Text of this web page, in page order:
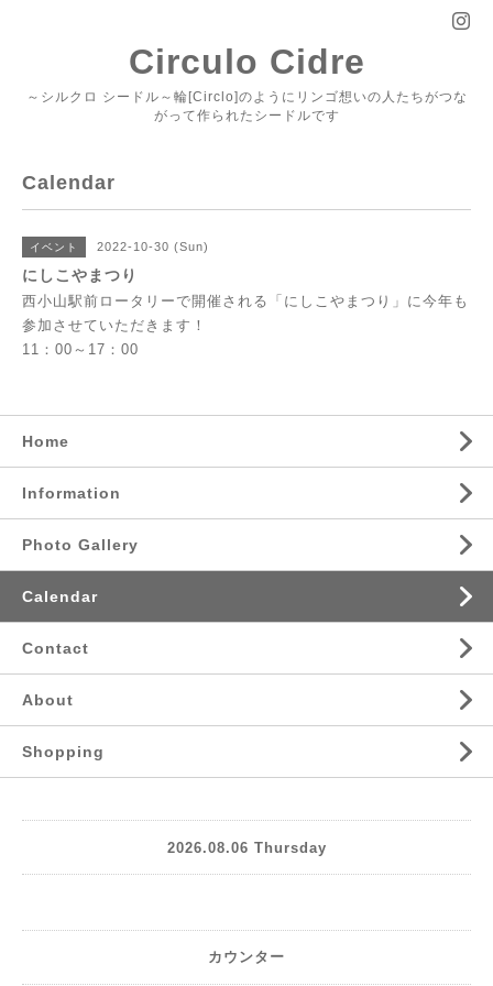
Circulo Cidre
～シルクロ シードル～輪[Circlo]のようにリンゴ想いの人たちがつな
がって作られたシードルです
Calendar
イベント 2022-10-30 (Sun)
にしこやまつり
西小山駅前ロータリーで開催される「にしこやまつり」に今年も
参加させていただきます！
11：00～17：00
Home
Information
Photo Gallery
Calendar
Contact
About
Shopping
2026.08.06 Thursday
カウンター